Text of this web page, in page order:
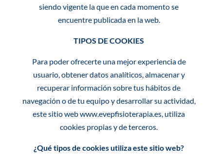
siendo vigente la que en cada momento se
encuentre publicada en la web.
TIPOS DE COOKIES
Para poder ofrecerte una mejor experiencia de
usuario, obtener datos analíticos, almacenar y
recuperar información sobre tus hábitos de
navegación o de tu equipo y desarrollar su actividad,
este sitio web www.evepfisioterapia.es, utiliza
cookies propias y de terceros.
¿Qué tipos de cookies utiliza este sitio web?